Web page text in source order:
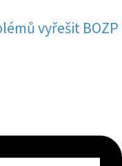
vyřešit BOZP